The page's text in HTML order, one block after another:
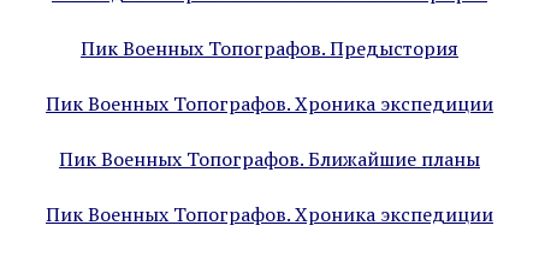
Пик Военных Топографов. Предыстория
Пик Военных Топографов. Хроника экспедиции
Пик Военных Топографов. Ближайшие планы
Пик Военных Топографов. Хроника экспедиции